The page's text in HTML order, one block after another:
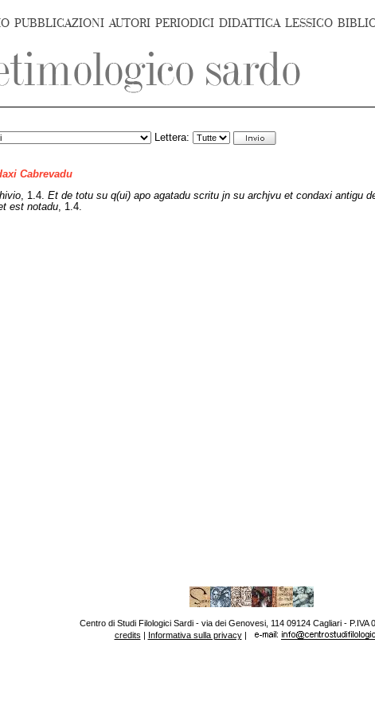
PUBBLICAZIONI AUTORI PERIODICI DIDATTICA LESSICO
Lettera:
Cabrevadu
, 1.4. Et de totu su q(ui) apo agatadu scritu jn su archjvu et condaxi antigu
est notadu , 1.4.
Centro di Studi Filologici Sardi - via dei Genovesi, 114 09124 Cagliari - P.IVA
credits | Informativa sulla privacy|